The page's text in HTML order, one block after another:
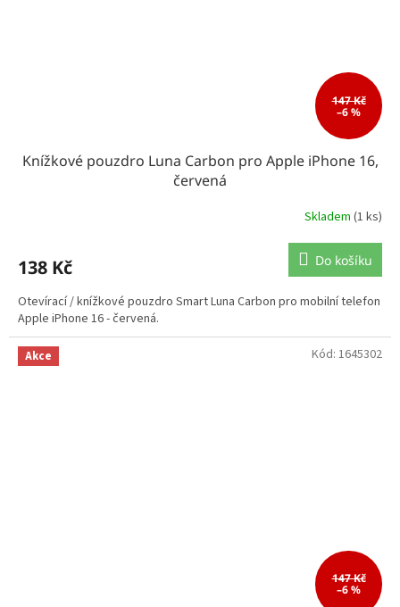
147 Kč
–6 %
Knížkové pouzdro Luna Carbon pro Apple iPhone 16,
červená
Skladem (1 ks)
138 Kč Do košíku
Otevírací / knížkové pouzdro Smart Luna Carbon pro mobilní telefon
Apple iPhone 16 - červená.
Akce
147 Kč
–6 %
Kód: 1645302